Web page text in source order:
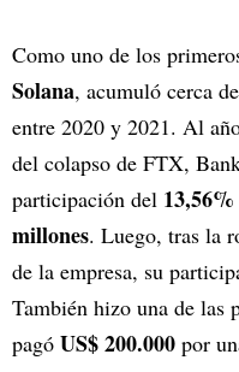
Como uno de los
Solana, acumuló cerca
entre 2020 y 2021. Al
del colapso de FTX,
participación del 13,56%
millones. Luego, tras la
de la empresa, su
También hizo una de las
pagó US$ 200.000 por